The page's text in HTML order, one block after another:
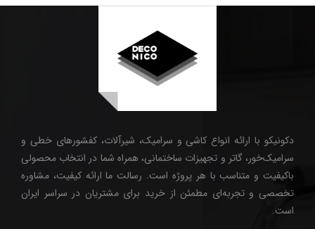
دکونیکو با ارائه انواع کاشی و سرامیک، شیرآلات، کفشورهای خطی و
سرامیک‌خور، گاتر و تجهیزات ساختمانی، همراه شما در انتخاب محصولی
باکیفیت و متناسب با هر پروژه است. رسالت ما ارائه کیفیت، مشاوره
تخصصی و تجربه‌ای مطمئن از خرید برای مشتریان در سراسر ایران
است.